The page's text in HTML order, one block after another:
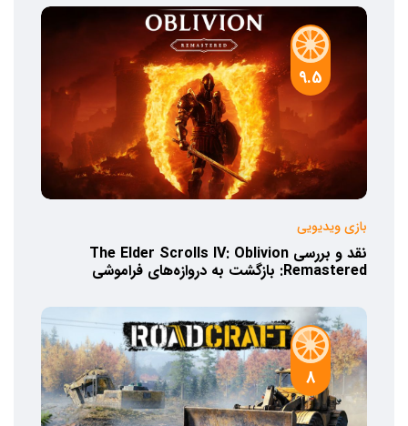
9.5
بازی ویدیویی
نقد و بررسی The Elder Scrolls IV: Oblivion
Remastered: بازگشت به دروازه‌های فراموشی
8